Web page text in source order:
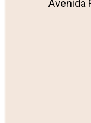
Avenida